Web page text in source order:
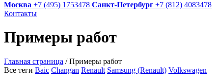
Москва +7 (495) 1753478 Санкт-Петербург +7 (812) 4083478
Контакты
Примеры работ
Главная страница / Примеры работ
Все теги Baic Changan Renault Samsung (Renault) Volkswagen